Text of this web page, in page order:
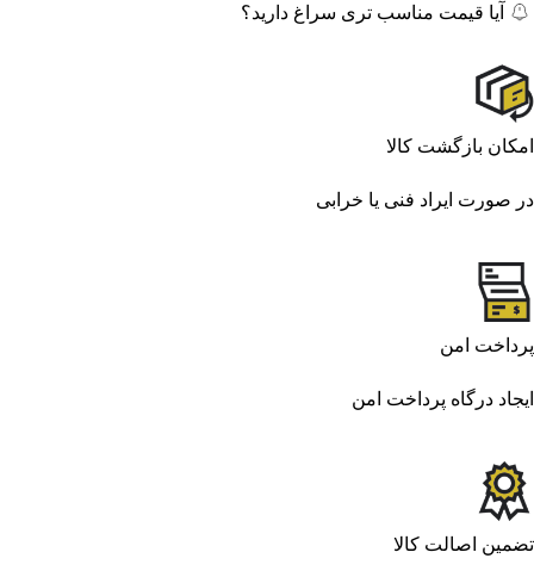
آیا قیمت مناسب تری سراغ دارید؟
امکان بازگشت کالا
در صورت ایراد فنی یا خرابی
پرداخت امن
ایجاد درگاه پرداخت امن
تضمین اصالت کالا